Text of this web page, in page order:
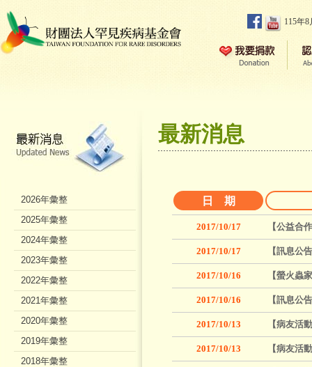
115年
最新消息
日 期
2017/10/17 【公益合
2017/10/17 【訊息公
2017/10/16 【螢火蟲
2017/10/16 【訊息公
2017/10/13 【病友活
2017/10/13 【病友活
2026年彙整
2025年彙整
2024年彙整
2023年彙整
2022年彙整
2021年彙整
2020年彙整
2019年彙整
2018年彙整